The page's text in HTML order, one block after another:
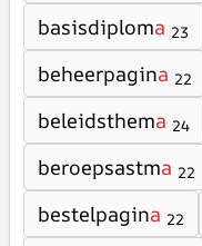
basisdiploma 23
beheerpagina 22
beleidsthema 24
beroepsastma 22
bestelpagina 22